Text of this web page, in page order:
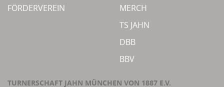
FÖRDERVEREIN
MERCH
TS JAHN
DBB
BBV
TURNERSCHAFT JAHN MÜNCHEN VON 1887 E.V.